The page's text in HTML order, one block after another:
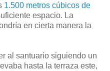
1.500 metros cúbicos de
espacio. La
en cierta manera la
al santuario siguiendo un
hasta la terraza este,